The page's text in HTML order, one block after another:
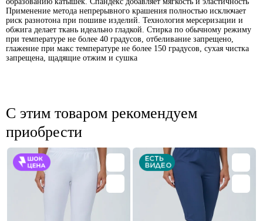
Применение метода непрерывного крашения полностью исключает
риск разнотона при пошиве изделий. Технология мерсеризации и
обжига делает ткань идеально гладкой. Стирка по обычному режиму
при температуре не более 40 градусов, отбеливание запрещено,
глажение при макс температуре не более 150 градусов, сухая чистка
запрещена, щадящие отжим и сушка
С этим товаром рекомендуем
приобрести